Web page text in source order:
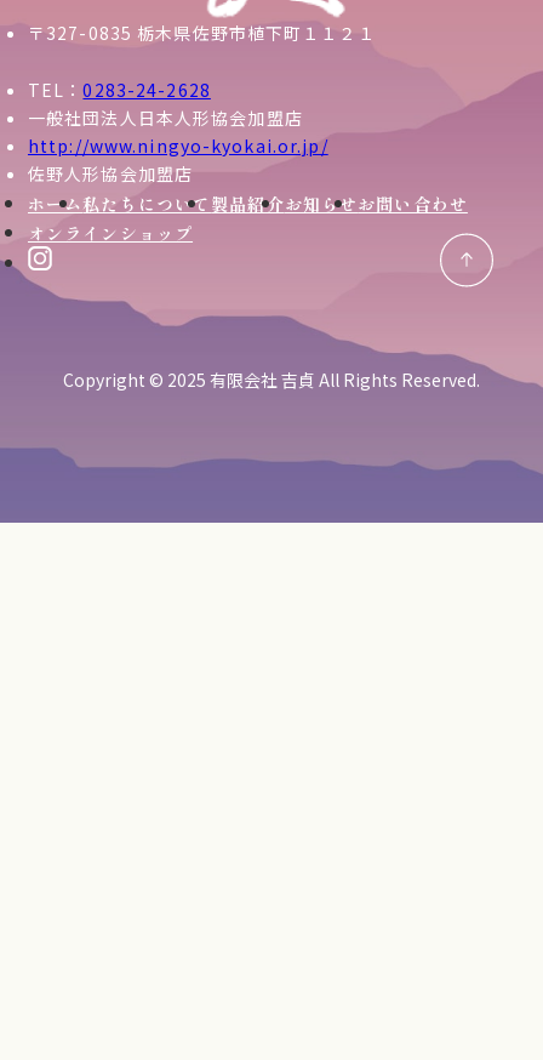
〒327-0835 栃木県佐野市植下町１１２１
TEL：0283-24-2628
一般社団法人日本人形協会加盟店
http://www.ningyo-kyokai.or.jp/
佐野人形協会加盟店
ホーム私たちについて 製品紹介お知らせお問い合わせ
オンラインショップ
Copyright © 2025 有限会社 吉貞 All Rights Reserved.